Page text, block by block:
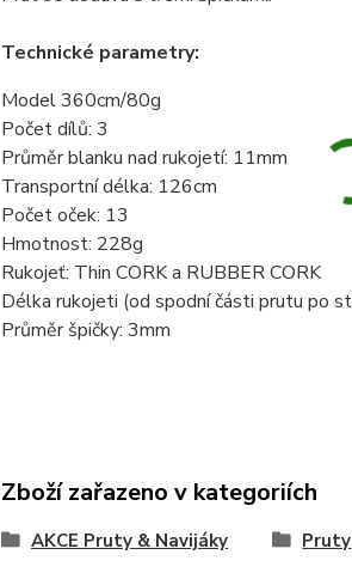
Technické parametry:
Model 360cm/80g
Počet dílů: 3
Průměr blanku nad rukojetí: 11mm
Transportní délka: 126cm
Počet oček: 13
Hmotnost: 228g
Rukojeť: Thin CORK a RUBBER CORK
Délka rukojeti (od spodní části prutu po
Průměr špičky: 3mm
Zboží zařazeno v kategoriích
AKCE Pruty & Navijáky Pruty